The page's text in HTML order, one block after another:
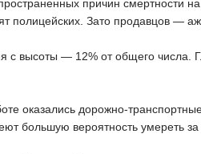
причин смертности
полицейских. Зато продавцов —
с высоты — 12% от общего числа.
оказались дорожно-
большую вероятность умереть